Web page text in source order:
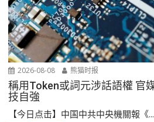
2026-08-08 熊猫时报
稱用Token或詞元涉話語權 官
技自強
【今日点击】中国中共中央機關報《...